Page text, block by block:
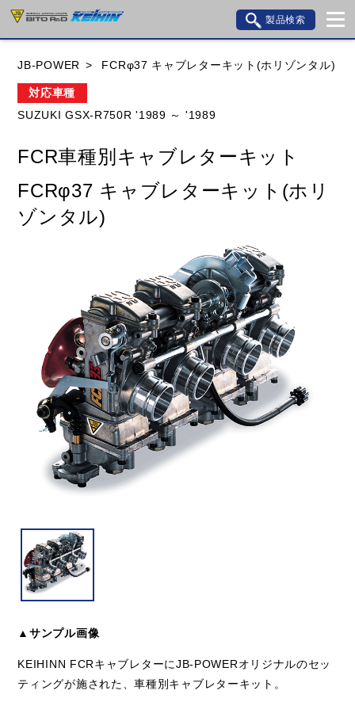
製品検索
HUSQVANA
閉じる
JB-POWER FCRφ37 キャブレターキット(ホリゾンタル)
対応車種
SUZUKI GSX-R750R '1989 ～ '1989
FCR車種別キャブレターキット
FCRφ37 キャブレターキット(ホリ
ゾンタル)
▲サンプル画像
KEIHINN FCRキャブレターにJB-POWERオリジナルのセッ
ティングが施された、車種別キャブレターキット。